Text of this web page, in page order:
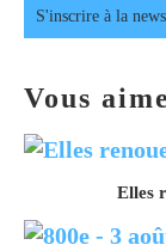
S'inscrire à la
Vous
Elles